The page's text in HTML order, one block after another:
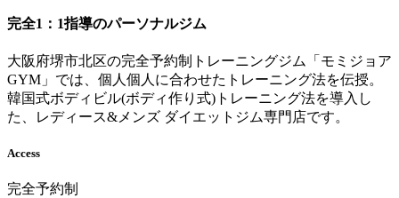
完全1：1指導のパーソナルジム
大阪府堺市北区の完全予約制トレーニングジム「モミジョア
GYM」では、個人個人に合わせたトレーニング法を伝授。
韓国式ボディビル(ボディ作り式)トレーニング法を導入し
た、レディース&メンズ ダイエットジム専門店です。
Access
完全予約制